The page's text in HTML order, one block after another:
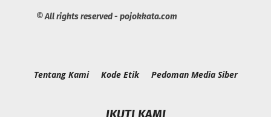
© All rights reserved - pojokkata.com
Tentang Kami Kode Etik Pedoman Media Siber
IKUTI KAMI